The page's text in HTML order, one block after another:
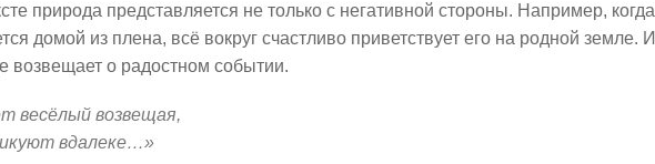
природа представляется не только с негативной стороны. Например, когда
домой из плена, всё вокруг счастливо приветствует его на родной земле. И
возвещает о радостном событии.
весёлый возвещая,
вдалеке…»